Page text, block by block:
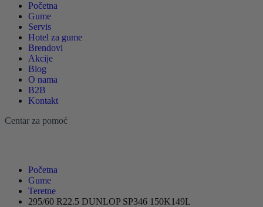
Početna
Gume
Servis
Hotel za gume
Brendovi
Akcije
Blog
O nama
B2B
Kontakt
Centar za pomoć
Početna
Gume
Teretne
295/60 R22.5 DUNLOP SP346 150K149L